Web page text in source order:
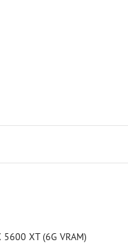
5600 XT (6G VRAM)